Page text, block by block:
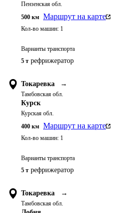
Пензенская обл.
500 км Маршрут на карте
Кол-во машин: 1
Варианты транспорта
5 т рефрижератор
Токаревка →
Тамбовская обл.
Курск
Курская обл.
400 км Маршрут на карте
Кол-во машин: 1
Варианты транспорта
5 т рефрижератор
Токаревка →
Тамбовская обл.